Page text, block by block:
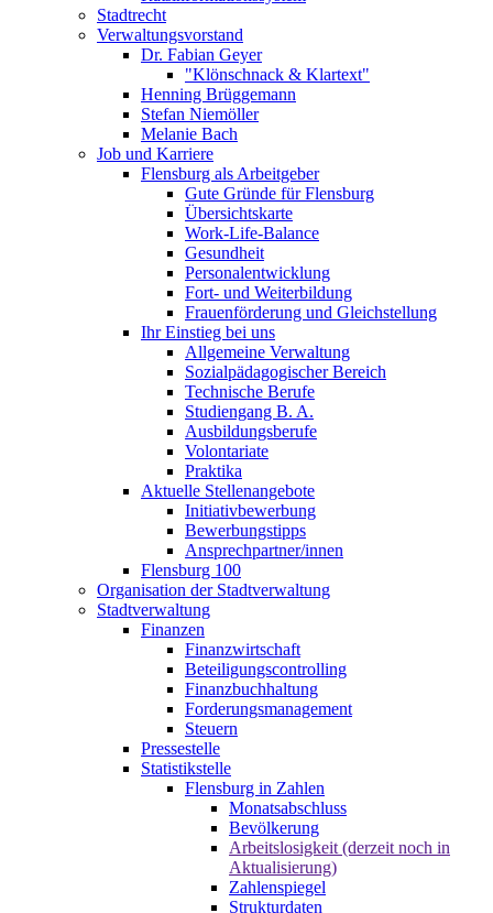
Stadtrecht
Verwaltungsvorstand
Dr. Fabian Geyer
"Klönschnack & Klartext"
Henning Brüggemann
Stefan Niemöller
Melanie Bach
Job und Karriere
Flensburg als Arbeitgeber
Gute Gründe für Flensburg
Übersichtskarte
Work-Life-Balance
Gesundheit
Personalentwicklung
Fort- und Weiterbildung
Frauenförderung und Gleichstellung
Ihr Einstieg bei uns
Allgemeine Verwaltung
Sozialpädagogischer Bereich
Technische Berufe
Studiengang B. A.
Ausbildungsberufe
Volontariate
Praktika
Aktuelle Stellenangebote
Initiativbewerbung
Bewerbungstipps
Ansprechpartner/innen
Flensburg 100
Organisation der Stadtverwaltung
Stadtverwaltung
Finanzen
Finanzwirtschaft
Beteiligungscontrolling
Finanzbuchhaltung
Forderungsmanagement
Steuern
Pressestelle
Statistikstelle
Flensburg in Zahlen
Monatsabschluss
Bevölkerung
Arbeitslosigkeit (derzeit noch in
Aktualisierung)
Zahlenspiegel
Strukturdaten